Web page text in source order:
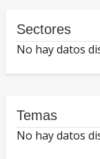
Sectores
No hay datos
Temas
No hay datos